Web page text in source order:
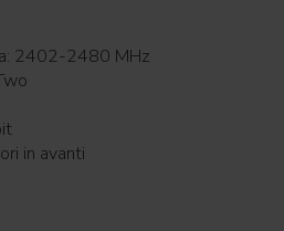
2402-2480 MHz
in avanti